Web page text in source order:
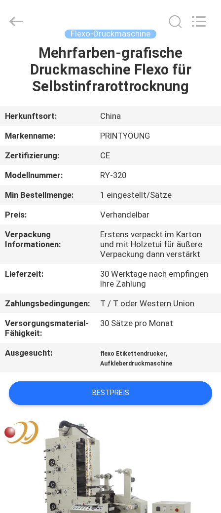
PRODUKTE
VIDEOS
UNS
FABRIK-
AUSFLUG
QUALITÄTSKONTROLLE
TRETEN
MIT
UNS
VERBINDUNG
FORDERN
SIE EIN
ZITAT
SITEMAP
PRIVACY
POLICY
Industry
Co.,Ltd.
Flexo-Druckmaschine
Mehrfarben-grafische
Druckmaschine Flexo für
Selbstinfrarottrocknung
Herkunftsort:
China
Markenname:
PRINTYOUNG
Zertifizierung:
CE
Modellnummer:
RY-320
Min Bestellmenge:
1 eingestellt/Sätze
Preis:
Verhandelbar
Verpackung
Informationen:
Erstens verpackt im Karton
und mit Holzetui für äußere
Verpackung dann verstärkt
Lieferzeit:
30 Werktage nach empfingen
Ihre Zahlung
Zahlungsbedingungen:
T / T oder Western Union
Versorgungsmaterial-
Fähigkeit:
30 Sätze pro Monat
Ausgesucht: flexo Etikettendrucker,
Aufkleberdruckmaschine
BESTPREIS